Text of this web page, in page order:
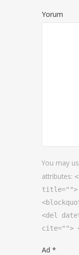
Yorum
You may
attributes:
title="">
<del
cite="">
Ad *